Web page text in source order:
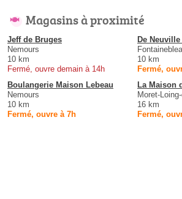
Magasins à proximité
Jeff de Bruges
Nemours
10 km
Fermé, ouvre demain à 14h
De
10 km
Fermé,
Boulangerie Maison Lebeau
Nemours
10 km
Fermé, ouvre à 7h
La Maison
Moret-
16 km
Fermé,